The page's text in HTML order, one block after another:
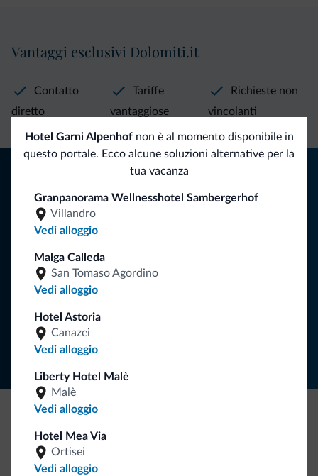
Hotel Garni Alpenhofnon è al momento disponibile in
questo portale. Ecco alcune soluzioni alternative per la
tua vacanza
Granpanorama Wellnesshotel Sambergerhof
Villandro
Vedi alloggio
Malga Calleda
San Tomaso Agordino
Vedi alloggio
Hotel Astoria
Canazei
Vedi alloggio
Liberty Hotel Malè
Malè
Vedi alloggio
Hotel Mea Via
Ortisei
Vedi alloggio
Vantaggi esclusivi Dolomiti.it
Contatto
diretto
Tariffe
vantaggiose
Richieste non
vincolanti
Consigli dalle Dolomiti
Riceverai informazioni, offerte esclusive e news per la tua
ISCRIVITI ALLA NEWSLETTER
Be Original, scopri la nuova collezione
Ce l'avete chiesto in tanti. Ecco la nuova collezione firmata
Dolomiti.it!